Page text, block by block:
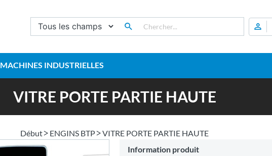
MACHINES INDUSTRIELLES
VITRE PORTE PARTIE HAUTE
Début ENGINS BTP
VITRE PORTE PARTIE HAUTE
Information produit